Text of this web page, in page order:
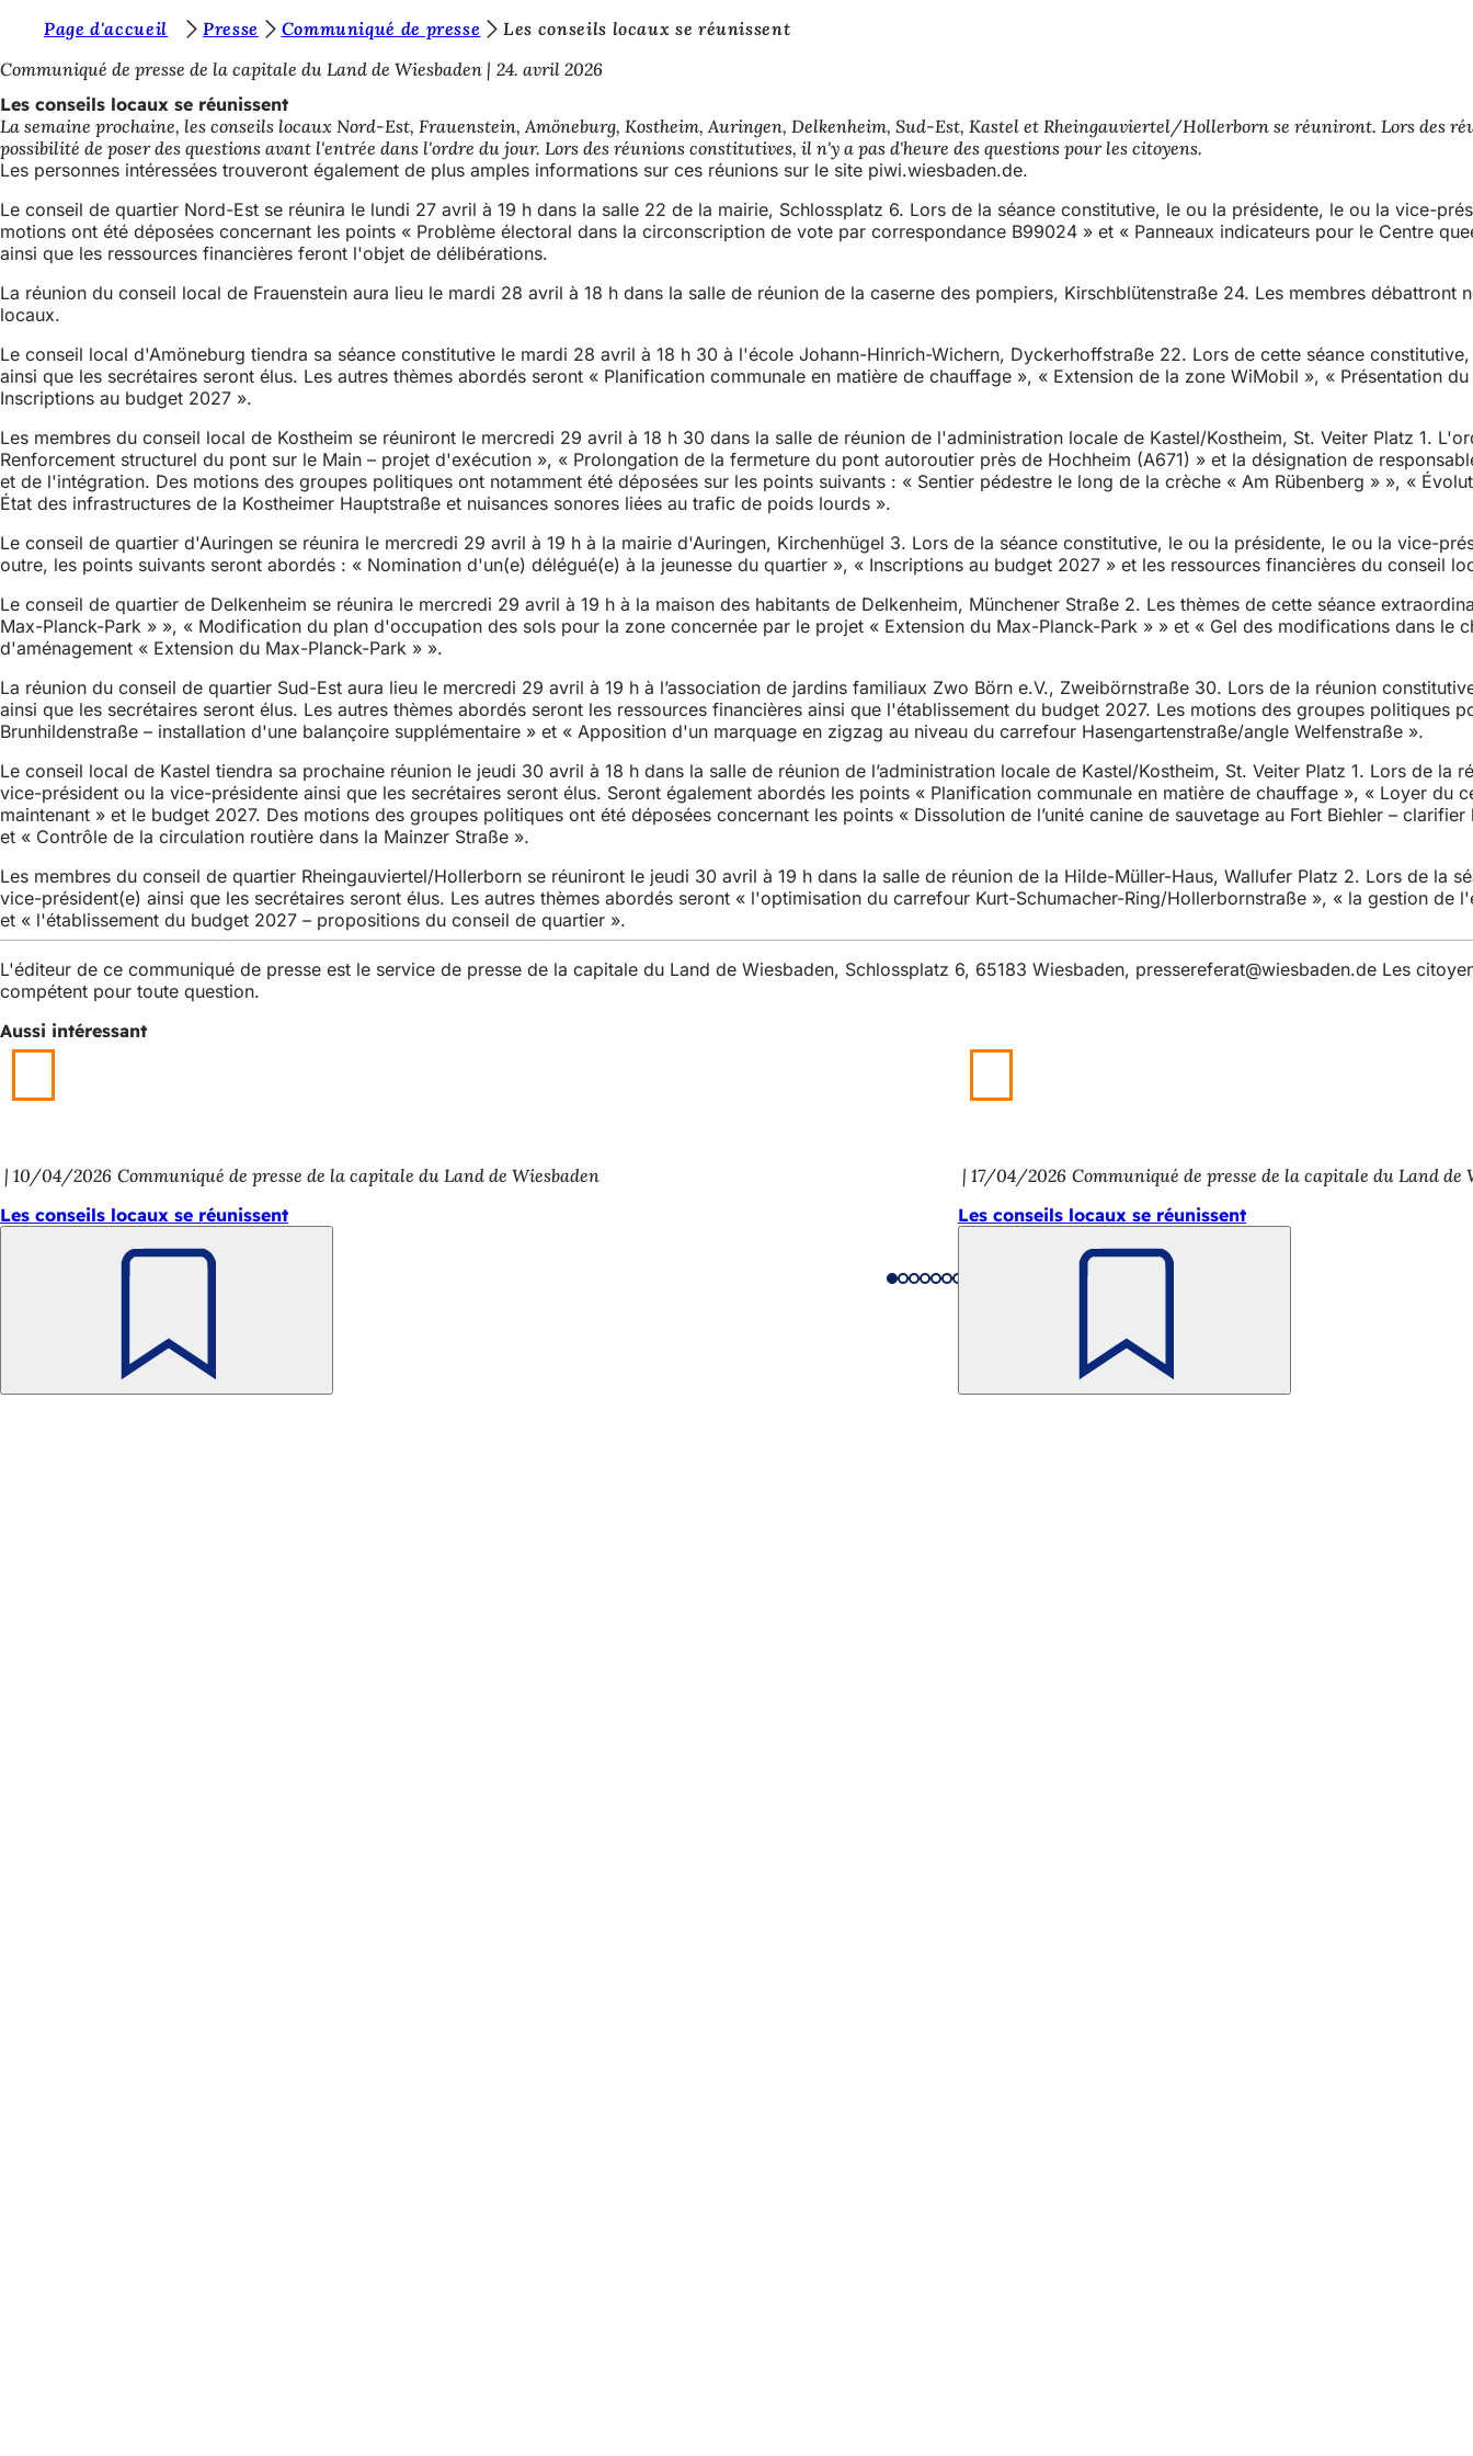
Accéder au contenu
o
u
s
ê
t
e
s
i
c
i
:
Page d'accueil Presse Communiqué de presse
Les conseils locaux se réunissent
Communiqué de presse de la capitale du Land de Wiesbaden
24. avril 2026
Les conseils locaux se réunissent
La semaine prochaine, les conseils locaux Nord-Est, Frauenstein, Amöneburg, Kostheim, Auringen, Delkenheim, Sud-Est, Kastel et Rheingauviertel/Hollerborn se réuniront. Lors des
possibilité de poser des questions avant l'entrée dans l'ordre du jour. Lors des réunions constitutives, il n'y a pas d'heure des questions pour les citoyens.
Les personnes intéressées trouveront également de plus amples informations sur ces réunions sur le site piwi.wiesbaden.de.
Le conseil de quartier Nord-Est se réunira le lundi 27 avril à 19 h dans la salle 22 de la mairie, Schlossplatz 6. Lors de la séance constitutive, le ou la présidente, le ou la vice-
motions ont été déposées concernant les points « Problème électoral dans la circonscription de vote par correspondance B99024 » et « Panneaux indicateurs pour le Centre
ainsi que les ressources financières feront l'objet de délibérations.
La réunion du conseil local de Frauenstein aura lieu le mardi 28 avril à 18 h dans la salle de réunion de la caserne des pompiers, Kirschblütenstraße 24. Les membres débattront
locaux.
Le conseil local d'Amöneburg tiendra sa séance constitutive le mardi 28 avril à 18 h 30 à l'école Johann-Hinrich-Wichern, Dyckerhoffstraße 22. Lors de cette séance
ainsi que les secrétaires seront élus. Les autres thèmes abordés seront « Planification communale en matière de chauffage », « Extension de la zone WiMobil », « Présentation
Inscriptions au budget 2027 ».
Les membres du conseil local de Kostheim se réuniront le mercredi 29 avril à 18 h 30 dans la salle de réunion de l'administration locale de Kastel/Kostheim, St. Veiter Platz 1.
Renforcement structurel du pont sur le Main – projet d'exécution », « Prolongation de la fermeture du pont autoroutier près de Hochheim (A671) » et la désignation de
et de l'intégration. Des motions des groupes politiques ont notamment été déposées sur les points suivants : « Sentier pédestre le long de la crèche « Am Rübenberg » », «
État des infrastructures de la Kostheimer Hauptstraße et nuisances sonores liées au trafic de poids lourds ».
Le conseil de quartier d'Auringen se réunira le mercredi 29 avril à 19 h à la mairie d'Auringen, Kirchenhügel 3. Lors de la séance constitutive, le ou la présidente, le ou la vice-
outre, les points suivants seront abordés : « Nomination d'un(e) délégué(e) à la jeunesse du quartier », « Inscriptions au budget 2027 » et les ressources financières du conseil
Le conseil de quartier de Delkenheim se réunira le mercredi 29 avril à 19 h à la maison des habitants de Delkenheim, Münchener Straße 2. Les thèmes de cette séance
Max-Planck-Park » », « Modification du plan d'occupation des sols pour la zone concernée par le projet « Extension du Max-Planck-Park » » et « Gel des modifications dans
d'aménagement « Extension du Max-Planck-Park » ».
La réunion du conseil de quartier Sud-Est aura lieu le mercredi 29 avril à 19 h à l’association de jardins familiaux Zwo Börn e.V., Zweibörnstraße 30. Lors de la réunion
ainsi que les secrétaires seront élus. Les autres thèmes abordés seront les ressources financières ainsi que l'établissement du budget 2027. Les motions des groupes politiques
Brunhildenstraße – installation d'une balançoire supplémentaire » et « Apposition d'un marquage en zigzag au niveau du carrefour Hasengartenstraße/angle Welfenstraße ».
Le conseil local de Kastel tiendra sa prochaine réunion le jeudi 30 avril à 18 h dans la salle de réunion de l’administration locale de Kastel/Kostheim, St. Veiter Platz 1. Lors de la
vice-président ou la vice-présidente ainsi que les secrétaires seront élus. Seront également abordés les points « Planification communale en matière de chauffage », « Loyer du
maintenant » et le budget 2027. Des motions des groupes politiques ont été déposées concernant les points « Dissolution de l’unité canine de sauvetage au Fort Biehler –
et « Contrôle de la circulation routière dans la Mainzer Straße ».
Les membres du conseil de quartier Rheingauviertel/Hollerborn se réuniront le jeudi 30 avril à 19 h dans la salle de réunion de la Hilde-Müller-Haus, Wallufer Platz 2. Lors de la
vice-président(e) ainsi que les secrétaires seront élus. Les autres thèmes abordés seront « l'optimisation du carrefour Kurt-Schumacher-Ring/Hollerbornstraße », « la gestion de
et « l'établissement du budget 2027 – propositions du conseil de quartier ».
L'éditeur de ce communiqué de presse est le service de presse de la capitale du Land de Wiesbaden, Schlossplatz 6, 65183 Wiesbaden, pressereferat wiesbaden de Les
compétent pour toute question.
Aussi intéressant
10/04/2026 Communiqué de presse de la capitale du Land de Wiesbaden
Les conseils locaux se réunissent
17/04/2026 Communiqué de presse de la capitale du Land de
Les conseils locaux se réunissent
de